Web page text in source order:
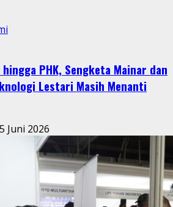
PHK, Sengketa Mainar dan
Lestari Masih Menanti
Juni 2026